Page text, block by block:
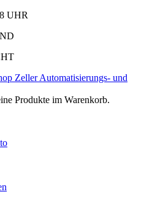
UHR
Zeller Automatisierungs- und
Produkte im Warenkorb.